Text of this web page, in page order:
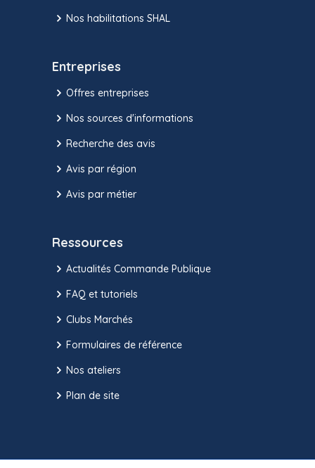
Nos habilitations SHAL
Entreprises
Offres entreprises
Nos sources d'informations
Recherche des avis
Avis par région
Avis par métier
Ressources
Actualités Commande Publique
FAQ et tutoriels
Clubs Marchés
Formulaires de référence
Nos ateliers
Plan de site